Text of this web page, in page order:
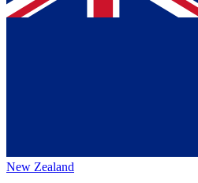
New Zealand